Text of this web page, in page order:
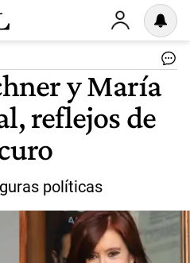
y María
reflejos de
políticas